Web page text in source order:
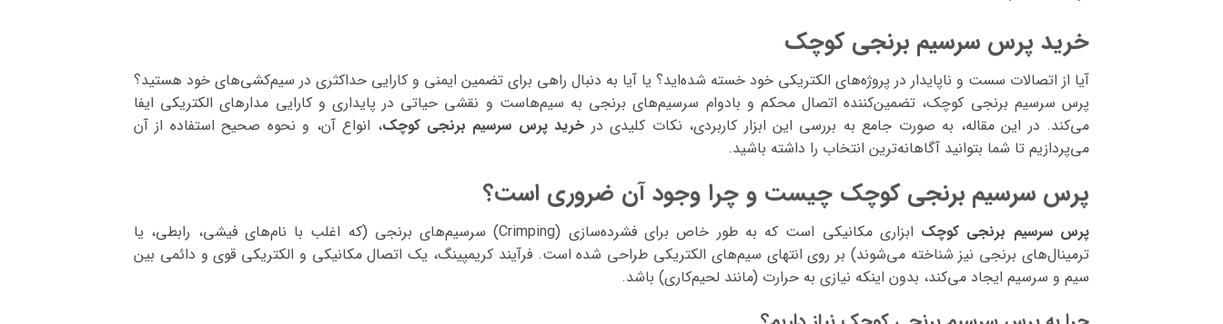
خرید پرس سرسیم برنجی کوچک
آیا از اتصالات سست و ناپایدار در پروژه‌های الکتریکی خود خسته شده‌اید؟ یا آیا به دنبال راهی برای تضمین ایمنی و کارایی حداکثری در سیم‌کشی‌های خود هستید؟
پرس سرسیم برنجی کوچک، تضمین‌کننده اتصال محکم و بادوام سرسیم‌های برنجی به سیم‌هاست و نقشی حیاتی در پایداری و کارایی مدارهای الکتریکی ایفا
می‌کند. در این مقاله، به صورت جامع به بررسی این ابزار کاربردی، نکات کلیدی در خرید پرس سرسیم برنجی کوچک، انواع آن، و نحوه صحیح استفاده از آن
می‌پردازیم تا شما بتوانید آگاهانه‌ترین انتخاب را داشته باشید.
پرس سرسیم برنجی کوچک چیست و چرا وجود آن ضروری است؟
پرس سرسیم برنجی کوچک
ابزاری مکانیکی است که به طور خاص برای فشرده‌سازی (Crimping) سرسیم‌های برنجی (که اغلب با نام‌های فیشی، رابطی، یا
ترمینال‌های برنجی نیز شناخته می‌شوند) بر روی انتهای سیم‌های الکتریکی طراحی شده است. فرآیند کریمپینگ، یک اتصال مکانیکی و الکتریکی قوی و دائمی بین
سیم و سرسیم ایجاد می‌کند، بدون اینکه نیازی به حرارت (مانند لحیم‌کاری) باشد.